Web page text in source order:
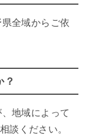
全域からご依
？
地域によって
談ください。